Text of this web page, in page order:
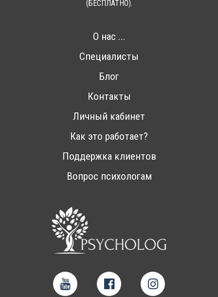
(БЕСПЛАТНО).
О нас ...
Специалисты
Блог
Контакты
Личный кабинет
Как это работает?
Поддержка клиентов
Вопрос психологам